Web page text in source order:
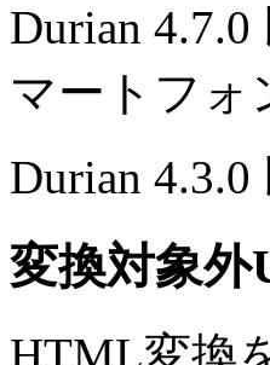
Durian
マートフォ
Durian
変換対象外
HTML変換